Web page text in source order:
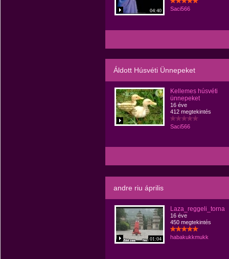
04:40 Saci566
Áldott Húsvéti Ünnepeket
Kellemes húsvéti
ünnepeket
16 éve
412 megtekintés
Saci566
andre riu április
01:04
Laza_reggeli_torna
16 éve
450 megtekintés
habakukkmukk